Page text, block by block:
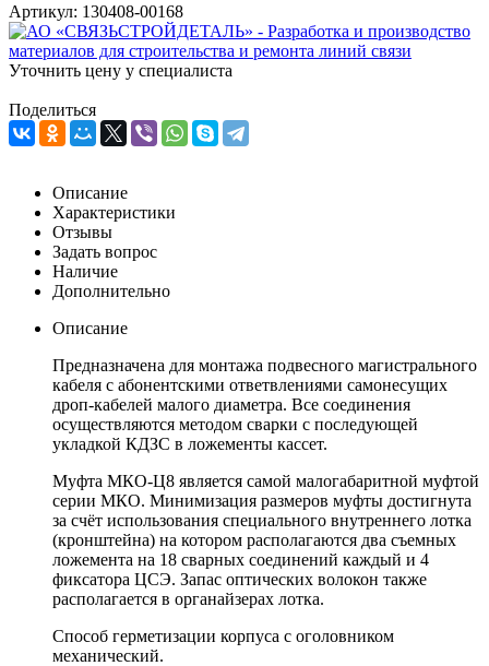
Артикул: 130408-00168
Уточнить цену у специалиста
Поделиться
Описание
Характеристики
Отзывы
Задать вопрос
Наличие
Дополнительно
Описание
Предназначена для монтажа подвесного магистрального
кабеля с абонентскими ответвлениями самонесущих
дроп-кабелей малого диаметра. Все соединения
осуществляются методом сварки с последующей
укладкой КДЗС в ложементы кассет.
Муфта МКО-Ц8 является самой малогабаритной муфтой
серии МКО. Минимизация размеров муфты достигнута
за счёт использования специального внутреннего лотка
(кронштейна) на котором располагаются два съемных
ложемента на 18 сварных соединений каждый и 4
фиксатора ЦСЭ. Запас оптических волокон также
располагается в органайзерах лотка.
Способ герметизации корпуса с оголовником
механический.